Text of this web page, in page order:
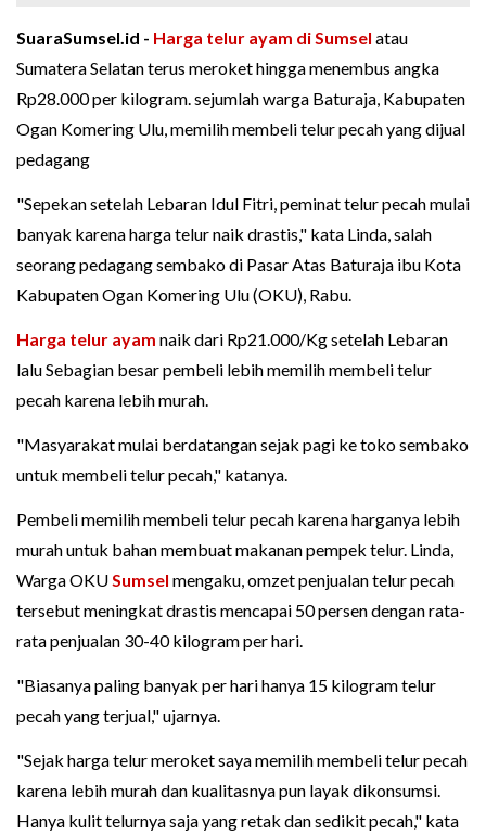
SuaraSumsel.id - Harga telur ayam di Sumsel atau
Sumatera Selatan terus meroket hingga menembus angka
Rp28.000 per kilogram. sejumlah warga Baturaja, Kabupaten
Ogan Komering Ulu, memilih membeli telur pecah yang dijual
pedagang
"Sepekan setelah Lebaran Idul Fitri, peminat telur pecah mulai
banyak karena harga telur naik drastis," kata Linda, salah
seorang pedagang sembako di Pasar Atas Baturaja ibu Kota
Kabupaten Ogan Komering Ulu (OKU), Rabu.
Harga telur ayam naik dari Rp21.000/Kg setelah Lebaran
lalu Sebagian besar pembeli lebih memilih membeli telur
pecah karena lebih murah.
"Masyarakat mulai berdatangan sejak pagi ke toko sembako
untuk membeli telur pecah," katanya.
Pembeli memilih membeli telur pecah karena harganya lebih
murah untuk bahan membuat makanan pempek telur. Linda,
Warga OKUSumsel mengaku, omzet penjualan telur pecah
tersebut meningkat drastis mencapai 50 persen dengan rata-
rata penjualan 30-40 kilogram per hari.
"Biasanya paling banyak per hari hanya 15 kilogram telur
pecah yang terjual," ujarnya.
"Sejak harga telur meroket saya memilih membeli telur pecah
karena lebih murah dan kualitasnya pun layak dikonsumsi.
Hanya kulit telurnya saja yang retak dan sedikit pecah," kata